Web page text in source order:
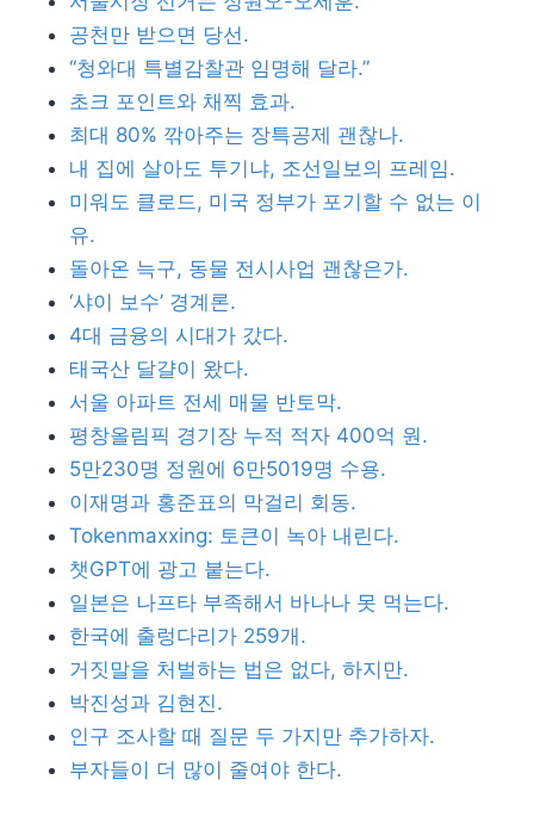
공천만 받으면 당선.
“청와대 특별감찰관 임명해 달라.”
초크 포인트와 채찍 효과.
최대 80% 깎아주는 장특공제 괜찮나.
내 집에 살아도 투기냐, 조선일보의 프레임.
미워도 클로드, 미국 정부가 포기할 수 없는 이
유.
돌아온 늑구, 동물 전시사업 괜찮은가.
‘샤이 보수’ 경계론.
4대 금융의 시대가 갔다.
태국산 달걀이 왔다.
서울 아파트 전세 매물 반토막.
평창올림픽 경기장 누적 적자 400억 원.
5만230명 정원에 6만5019명 수용.
이재명과 홍준표의 막걸리 회동.
Tokenmaxxing: 토큰이 녹아 내린다.
챗GPT에 광고 붙는다.
일본은 나프타 부족해서 바나나 못 먹는다.
한국에 출렁다리가 259개.
거짓말을 처벌하는 법은 없다, 하지만.
박진성과 김현진.
인구 조사할 때 질문 두 가지만 추가하자.
부자들이 더 많이 줄여야 한다.